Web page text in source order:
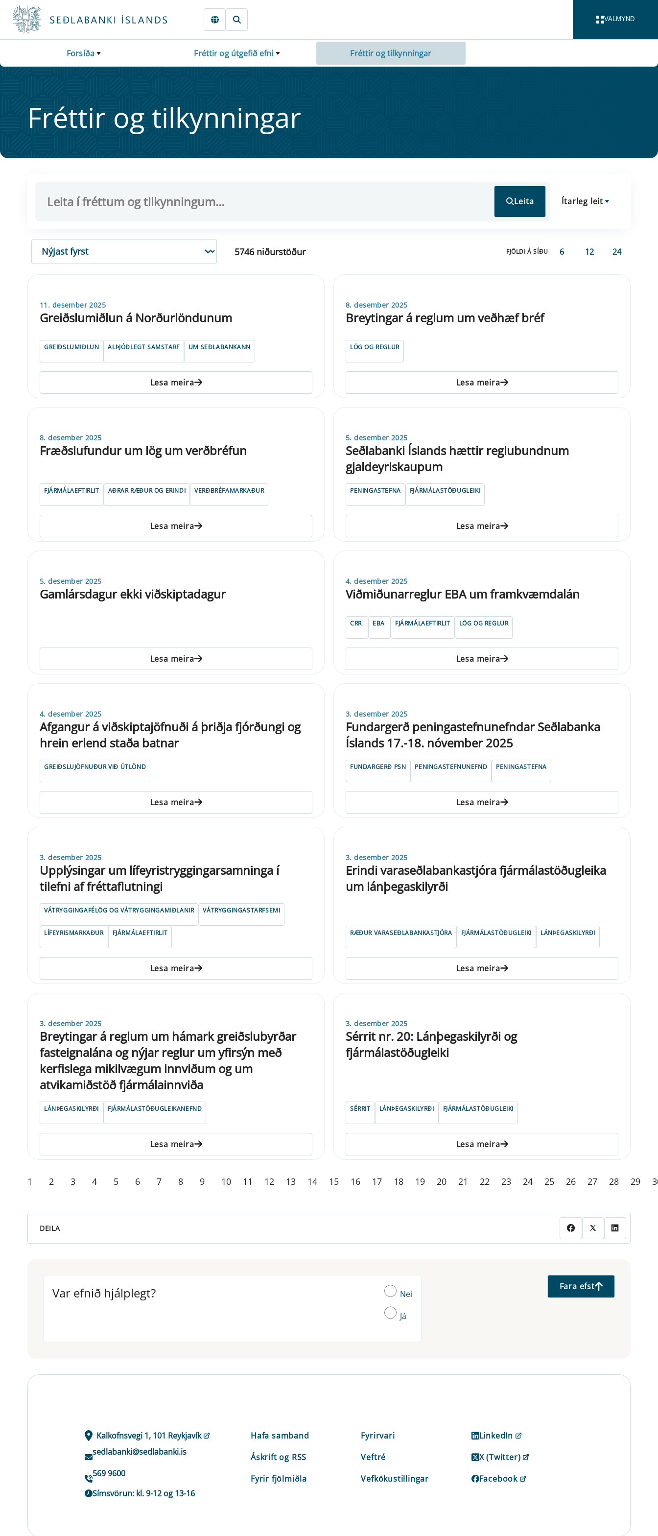
Fara beint í Meginmál
VALMYND
Forsíða Fréttir og útgefið efni Fréttir og tilkynningar
Frétt­ir og til­kynn­ing­ar
Leita Ítarleg leit
RÖÐUN
5746 niðurstöður FJÖLDI Á SÍÐU 6 12 24
11. desember 2025
Greiðslumiðlun á Norðurlöndunum
GREIÐSLUMIÐLUN ALÞJÓÐLEGT SAMSTARF UM SEÐLABANKANN
Lesa meira
8. desember 2025
Breyt­ing­ar á regl­um um veðhæf bréf
LÖG OG REGLUR
Lesa meira
8. desember 2025
Fræðslufundur um lög um verðbréfun
FJÁRMÁLAEFTIRLIT AÐRAR RÆÐUR OG ERINDI VERÐBRÉFAMARKAÐUR
Lesa meira
5. desember 2025
Seðlabanki Íslands hættir reglubundnum
gjaldeyriskaupum
PENINGASTEFNA FJÁRMÁLASTÖÐUGLEIKI
Lesa meira
5. desember 2025
Gamlársdagur ekki viðskiptadagur
Lesa meira
4. desember 2025
Viðmiðunarreglur EBA um framkvæmdalán
CRR EBA FJÁRMÁLAEFTIRLIT LÖG OG REGLUR
Lesa meira
4. desember 2025
Afgangur á viðskiptajöfnuði á þriðja fjórðungi og
hrein erlend staða batnar
GREIÐSLUJÖFNUÐUR VIÐ ÚTLÖND
Lesa meira
3. desember 2025
Fundargerð peningastefnunefndar Seðlabanka
Íslands 17.-18. nóvember 2025
FUNDARGERÐ PSN PENINGASTEFNUNEFND PENINGASTEFNA
Lesa meira
3. desember 2025
Upplýsingar um lífeyristryggingarsamninga í
tilefni af fréttaflutningi
VÁTRYGGINGAFÉLÖG OG VÁTRYGGINGAMIÐLANIR VÁTRYGGINGASTARFSEMI
LÍFEYRISMARKAÐUR FJÁRMÁLAEFTIRLIT
Lesa meira
3. desember 2025
Erindi varaseðlabankastjóra fjármálastöðugleika
um lánþegaskilyrði
RÆÐUR VARASEÐLABANKASTJÓRA FJÁRMÁLASTÖÐUGLEIKI LÁNÞEGASKILYRÐI
Lesa meira
3. desember 2025
Breytingar á reglum um hámark greiðslubyrðar
fasteignalána og nýjar reglur um yfirsýn með
kerfislega mikilvægum innviðum og um
atvikamiðstöð fjármálainnviða
LÁNÞEGASKILYRÐI FJÁRMÁLASTÖÐUGLEIKANEFND
Lesa meira
3. desember 2025
Sérrit nr. 20: Lánþegaskilyrði og
fjármálastöðugleiki
SÉRRIT LÁNÞEGASKILYRÐI FJÁRMÁLASTÖÐUGLEIKI
Lesa meira
1 2 3 4 5 6 7 8 9 10 11 12 13 14 15 16 17 18 19 20 21 22 23 24 25 26 27 28 29
DEILA
Var efnið hjálplegt?
Var efnið hjálplegt? Nei
Já
Fara efst
Kalkofnsvegi 1, 101 Reykjavík
sedlabanki@sedlabanki.is
569 9600
Símsvörun: kl. 9-12 og 13-16
Hafa samband
Áskrift og RSS
Fyrir fjölmiðla
Fyrirvari
Veftré
Vefkökustillingar
LinkedIn
X (Twitter)
Facebook